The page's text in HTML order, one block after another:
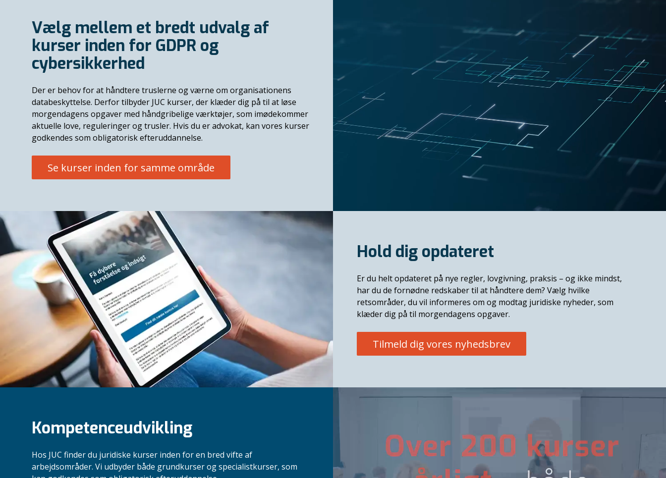
Vælg mellem et bredt udvalg af
kurser inden for GDPR og
cybersikkerhed
Der er behov for at håndtere truslerne og værne om organisationens
databeskyttelse. Derfor tilbyder JUC kurser, der klæder dig på til at løse
morgendagens opgaver med håndgribelige værktøjer, som imødekommer
aktuelle love, reguleringer og trusler. Hvis du er advokat, kan vores kurser
godkendes som obligatorisk efteruddannelse.
Se kurser inden for samme område
Hold dig opdateret
Er du helt opdateret på nye regler, lovgivning, praksis – og ikke mindst,
har du de fornødne redskaber til at håndtere dem? Vælg hvilke
retsområder, du vil informeres om og modtag juridiske nyheder, som
klæder dig på til morgendagens opgaver.
Tilmeld dig vores nyhedsbrev
Kompetenceudvikling
Hos JUC finder du juridiske kurser inden for en bred vifte af
arbejdsområder. Vi udbyder både grundkurser og specialistkurser, som